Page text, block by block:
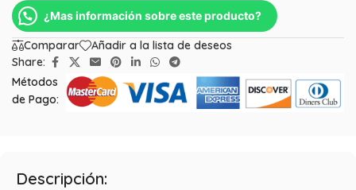
¿Mas información sobre este producto?
Comparar
Añadir a la lista de deseos
Share:
Métodos
de Pago:
Descripción: